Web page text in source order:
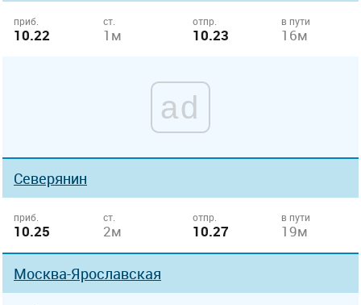
приб.
10.22
ст.
1м
отпр.
10.23
в пути
16м
ad
Северянин
приб.
10.25
ст.
2м
отпр.
10.27
в пути
19м
Москва-Ярославская